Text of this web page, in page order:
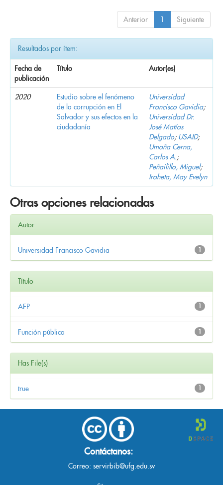
Anterior 1 Siguiente
Resultados por ítem:
Fecha de
publicación
Título Autor(es)
2020
Estudio sobre el fenómeno
de la corrupción en El
Salvador y sus efectos en la
ciudadanía
Universidad
Francisco Gavidia;
Universidad Dr.
José Matías
Delgado; USAID;
Umaña Cerna,
Carlos A.;
Peñailillo, Miguel;
Iraheta, May Evelyn
Otras opciones relacionadas
Autor
1
Universidad Francisco Gavidia
Título
1
AFP
1
Función pública
Has File(s)
1
true
Contáctanos:
Correo: servirbib@ufg.edu.sv